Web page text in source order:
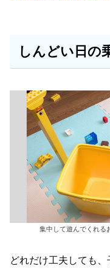
しんどい日の
集中して遊んでくれる
どれだけ工夫しても